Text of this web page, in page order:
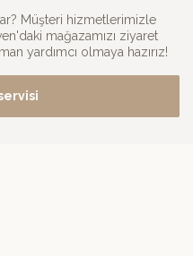
Müşteri hizmetlerimizle
mağazamızı ziyaret
yardımcı olmaya hazırız!